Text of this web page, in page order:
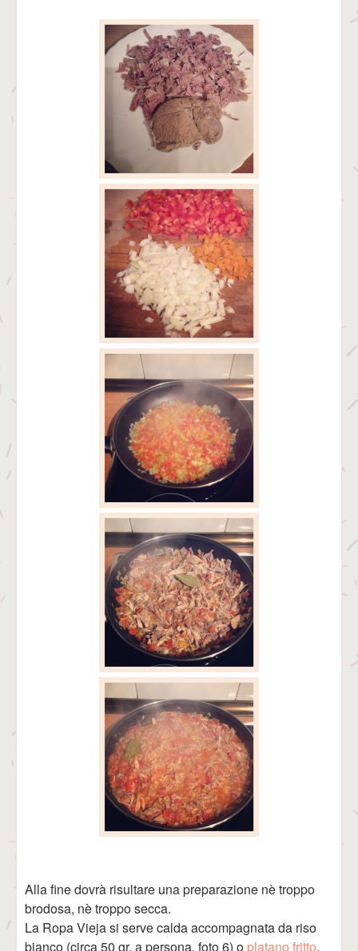
Alla fine dovrà risultare una preparazione nè troppo
brodosa, nè troppo secca.
La Ropa Vieja si serve calda accompagnata da riso
bianco (circa 50 gr. a persona, foto 6) o platano fritto.